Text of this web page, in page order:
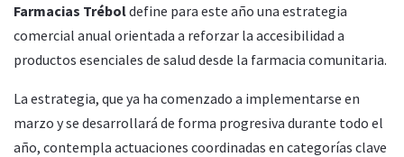
Farmacias Tréboldefine para este año una estrategia
comercial anual orientada a reforzar la accesibilidad a
productos esenciales de salud desde la farmacia comunitaria.
La estrategia, que ya ha comenzado a implementarse en
marzo y se desarrollará de forma progresiva durante todo el
año, contempla actuaciones coordinadas en categorías clave